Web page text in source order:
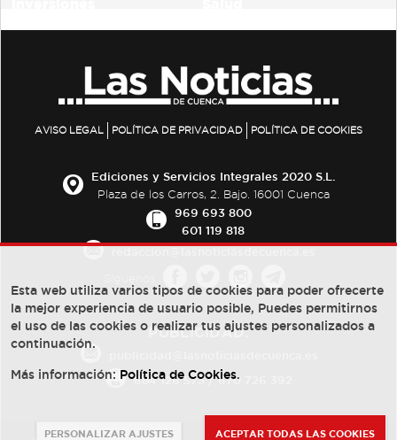
AVISO LEGAL POLÍTICA DE PRIVACIDAD POLÍTICA DE COOKIES
Ediciones y Servicios Integrales 2020 S.L.
Plaza de los Carros, 2. Bajo. 16001 Cuenca
969 693 800
601 119 818
PUBLICIDAD:
684 126 573/670 726 392
Esta web utiliza varios tipos de cookies para poder ofrecerte
la mejor experiencia de usuario posible, Puedes permitirnos
el uso de las cookies o realizar tus ajustes personalizados a
continuación.
Más información: Política de Cookies.
PERSONALIZAR AJUSTES ACEPTAR TODAS LAS COOKIES